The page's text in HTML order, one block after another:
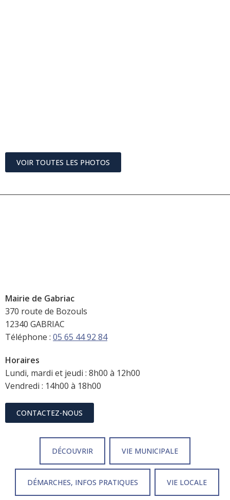
VOIR TOUTES LES PHOTOS
Mairie de Gabriac
370 route de Bozouls
12340 GABRIAC
Téléphone : 05 65 44 92 84
Horaires
Lundi, mardi et jeudi : 8h00 à 12h00
Vendredi : 14h00 à 18h00
CONTACTEZ-NOUS
DÉCOUVRIR VIE MUNICIPALE
DÉMARCHES, INFOS PRATIQUES VIE LOCALE